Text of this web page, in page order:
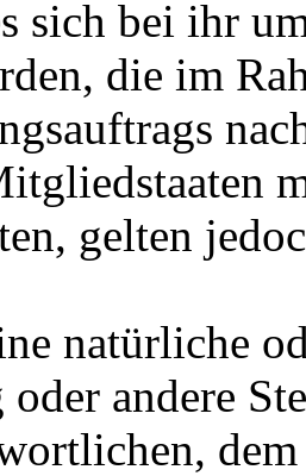
sich bei ihr
die im
gelten
natürliche
andere